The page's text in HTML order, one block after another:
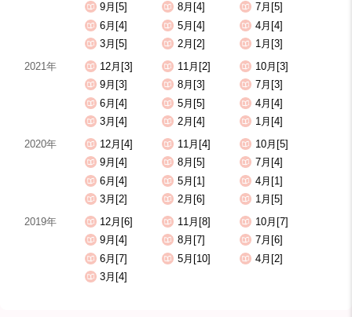
9月[5]
8月[4]
7月[5]
6月[4]
5月[4]
4月[4]
3月[5]
2月[2]
1月[3]
2021年
12月[3] 11月[2]
10月[3]
9月[3]
8月[3]
7月[3]
6月[4]
5月[5]
4月[4]
3月[4]
2月[4]
1月[4]
2020年
12月[4] 11月[4]
10月[5]
9月[4]
8月[5]
7月[4]
6月[4]
5月[1]
4月[1]
3月[2]
2月[6]
1月[5]
2019年
12月[6] 11月[8]
10月[7]
9月[4]
8月[7]
7月[6]
6月[7]
5月[10]
4月[2]
3月[4]